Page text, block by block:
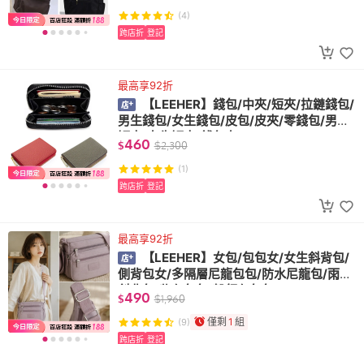
(4)
跨店折 登記
最高享92折
【LEEHER】錢包/中夾/短夾/拉鏈錢包/
男生錢包/女生錢包/皮包/皮夾/零錢包/男生
短夾/女生短夾/錢包女
$460 $2,300
(1)
跨店折 登記
最高享92折
【LEEHER】女包/包包女/女生斜背包/
側背包女/多隔層尼龍包包/防水尼龍包/雨傘
斜背包/紫色包包/粉紅色包包
$490 $1,960
(9) 僅剩 1 組
跨店折 登記